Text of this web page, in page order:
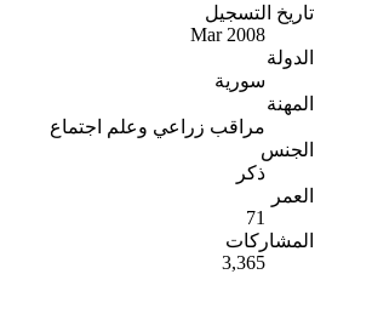
تاريخ التسجيل
Mar 2008
الدولة
سورية
المهنة
مراقب زراعي وعلم اجتماع
الجنس
ذكر
العمر
71
المشاركات
3,365